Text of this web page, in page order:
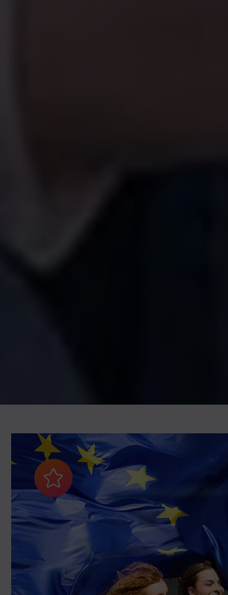
Aggiungi ai preferiti